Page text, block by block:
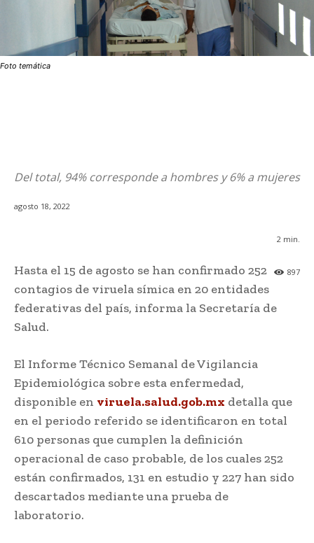
Foto temática
Del total, 94% corresponde a hombres y 6% a mujeres
agosto 18, 2022
2 min.
897
Hasta el 15 de agosto se han confirmado 252
contagios de viruela símica en 20 entidades
federativas del país, informa la Secretaría de
Salud.
El Informe Técnico Semanal de Vigilancia
Epidemiológica sobre esta enfermedad,
disponible en viruela.salud.gob.mx detalla que
en el periodo referido se identificaron en total
610 personas que cumplen la definición
operacional de caso probable, de los cuales 252
están confirmados, 131 en estudio y 227 han sido
descartados mediante una prueba de
laboratorio.